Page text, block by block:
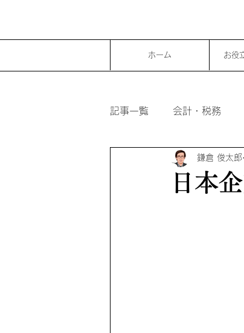
ホーム お役
記事一覧 会計・税務
日本
鎌倉 俊太郎